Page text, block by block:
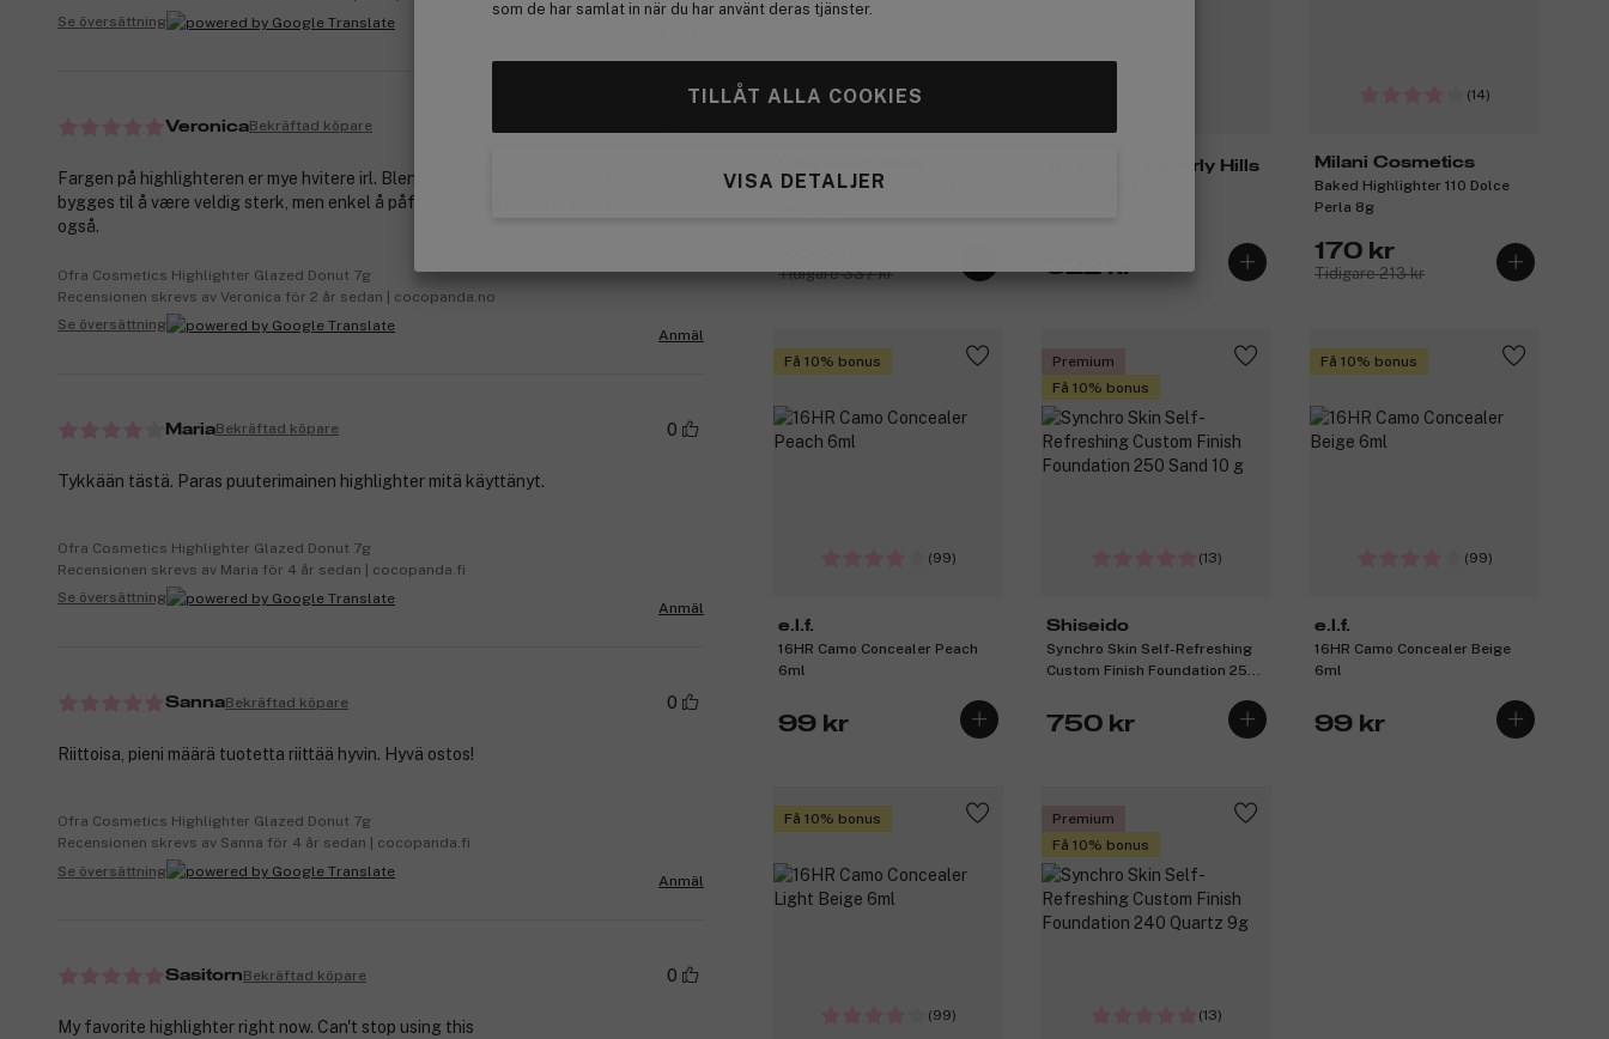
som de har samlat in när du har använt deras tjänster.
TILLÅT ALLA COOKIES
VISA DETALJER
Midi Palette Cotton Candy
Tidigare 337 kr
Anastasia Beverly Hills
322 kr
(14)
Milani Cosmetics
Baked Highlighter 110 Dolce
Perla 8g
170 kr
Tidigare 213 kr
Få 10% bonus
(99)
e.l.f.
16HR Camo Concealer Peach
6ml
99 kr
Premium
Få 10% bonus
(13)
Shiseido
Synchro Skin Self-Refreshing
Custom Finish Foundation 250
750 kr
Få 10% bonus
(99)
e.l.f.
16HR Camo Concealer Beige
6ml
99 kr
Få 10% bonus
(99)
Premium
Få 10% bonus
(13)
Se översättning
VeronicaBekräftad köpare
Fargen på highlighteren er mye hvitere irl. Blendende vakker på huden. Kan
bygges til å være veldig sterk, men enkel å påføre til en hverdagslig look
også.
Ofra Cosmetics Highlighter Glazed Donut 7g
Recensionen skrevs av Veronica för 2 år sedan | cocopanda.no
Se översättning
Anmäl
MariaBekräftad köpare 0
Tykkään tästä. Paras puuterimainen highlighter mitä käyttänyt.
Ofra Cosmetics Highlighter Glazed Donut 7g
Recensionen skrevs av Maria för 4 år sedan | cocopanda.fi
Se översättning
Anmäl
SannaBekräftad köpare 0
Riittoisa, pieni määrä tuotetta riittää hyvin. Hyvä ostos!
Ofra Cosmetics Highlighter Glazed Donut 7g
Recensionen skrevs av Sanna för 4 år sedan | cocopanda.fi
Se översättning
Anmäl
SasitornBekräftad köpare 0
My favorite highlighter right now. Can't stop using this